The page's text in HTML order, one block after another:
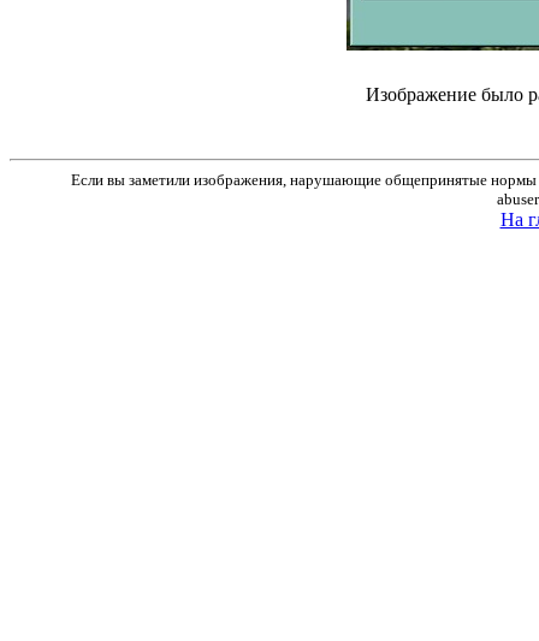
Изображение было
Если вы заметили изображения, нарушающие общепринятые нормы
На